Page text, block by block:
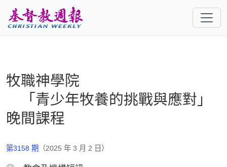
牧職神學院
「青少年牧養的挑戰與應對」
晚間課程
第3158 期 （2025 年 3 月 2 日）